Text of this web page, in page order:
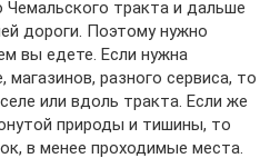
Чемальского тракта и дальше
дороги. Поэтому нужно
вы едете. Если нужна
разного сервиса, то
или вдоль тракта. Если же
природы и тишины, то
в менее проходимые места.